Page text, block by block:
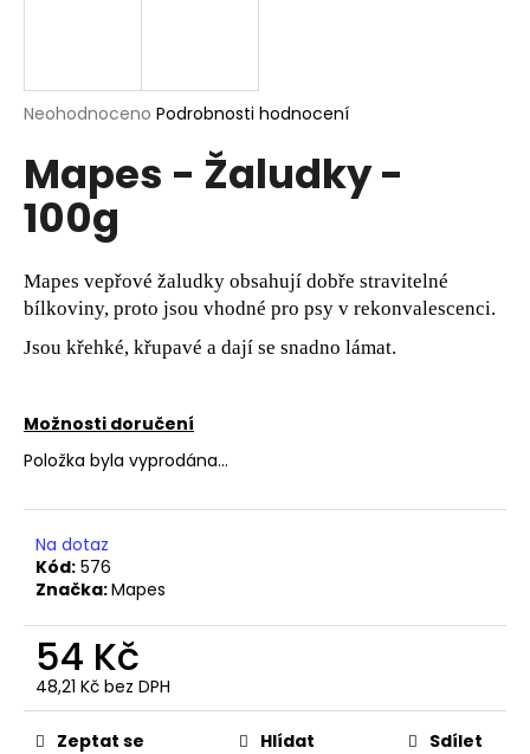
Průměrné
produktu
je
0,0
hvězdiček.
Neohodnoceno Podrobnosti hodnocení
Mapes - Žaludky -
100g
Mapes vepřové žaludky obsahují dobře stravitelné
bílkoviny, proto jsou vhodné pro psy v rekonvalescenci.
Jsou křehké, křupavé a dají se snadno lámat.
Možnosti doručení
Položka byla vyprodána…
Na dotaz
Kód: 576
Značka:Mapes
54 Kč
48,21 Kč bez DPH
Měrná
cena:Zeptat se Hlídat Sdílet
í
t
?
HLEDAT
p
o
u
č
u
m